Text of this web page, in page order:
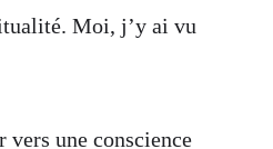
Moi, j’y ai vu
vers une conscience